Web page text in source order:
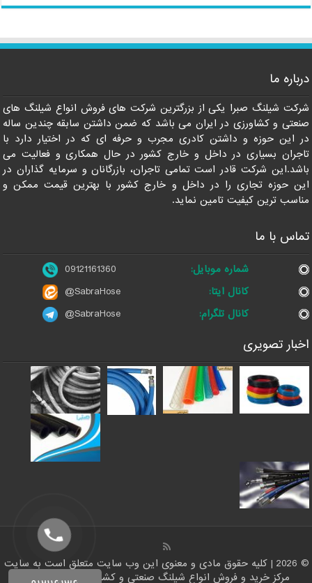
درباره ما
شرکت شیلنگ صبرا یکی از بزرگترین شرکت های فروش انواع شیلنگ های
صنعتی و کشاورزی در ایران می باشد که ضمن داشتن سابقه چندین ساله
در این حوزه و داشتن کادری مجرب و حرفه ای که در اختیار دارد با
تاجران بسیاری در داخل و خارج کشور در حال همکاری و فعالیت می
باشد.این شرکت قادر است تمامی تاجران، بازرگانان و سرمایه گذاران در
این حوزه تجاری را در داخل و خارج کشور با بهترین قیمت ممکن و
مناسب ترین کیفیت تامین نماید.
تماس با ما
شماره موبایل:
09121161360
کانال ایتا:
@SabraHose
کانال تلگرام:
@SabraHose
اخبار تصویری
© 2026 | کلیه حقوق مادی و معنوی این وب سایت متعلق است به سایت
مرکز خرید و فروش انواع شیلنگ صنعتی و کشاورزی | ایران شلنگ